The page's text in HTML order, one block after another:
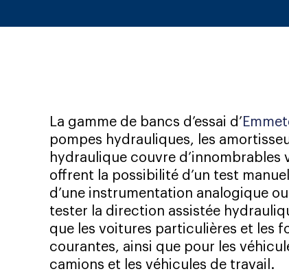
La gamme de bancs d’essai d’
pompes hydrauliques, les
hydraulique couvre d’innombrables
offrent la possibilité d’un test
d’une instrumentation analogique
tester la direction assistée
que les voitures particulières et les
courantes, ainsi que pour les
camions et les véhicules de travail.